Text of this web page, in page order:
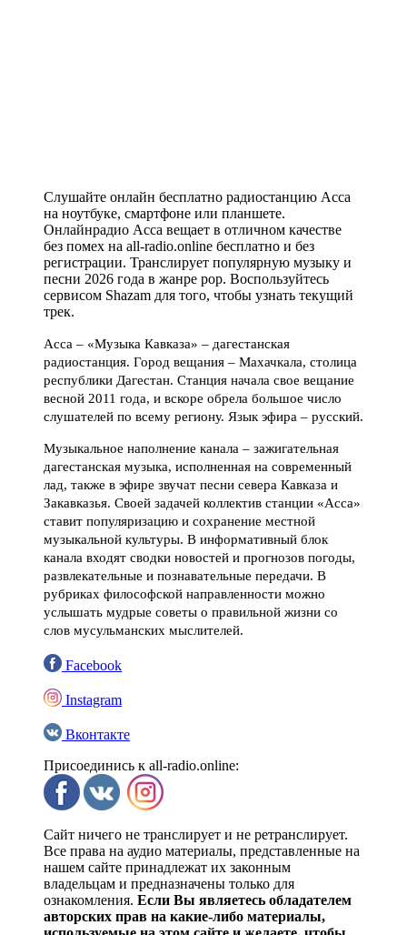
Слушайте онлайн бесплатно радиостанцию Асса
на ноутбуке, смартфоне или планшете.
Онлайнрадио Асса вещает в отличном качестве
без помех на all-radio.online бесплатно и без
регистрации. Транслирует популярную музыку и
песни 2026 года в жанре pop. Воспользуйтесь
сервисом Shazam для того, чтобы узнать текущий
трек.
Асса – «Музыка Кавказа» – дагестанская
радиостанция. Город вещания – Махачкала, столица
республики Дагестан. Станция начала свое вещание
весной 2011 года, и вскоре обрела большое число
слушателей по всему региону. Язык эфира – русский.
Музыкальное наполнение канала – зажигательная
дагестанская музыка, исполненная на современный
лад, также в эфире звучат песни севера Кавказа и
Закавказья. Своей задачей коллектив станции «Асса»
ставит популяризацию и сохранение местной
музыкальной культуры. В информативный блок
канала входят сводки новостей и прогнозов погоды,
развлекательные и познавательные передачи. В
рубриках философской направленности можно
услышать мудрые советы о правильной жизни со
слов мусульманских мыслителей.
Facebook
Instagram
Вконтакте
Присоединись к all-radio.online:
Сайт ничего не транслирует и не ретранслирует.
Все права на аудио материалы, представленные на
нашем сайте принадлежат их законным
владельцам и предназначены только для
ознакомления. Если Вы являетесь обладателем
авторских прав на какие-либо материалы,